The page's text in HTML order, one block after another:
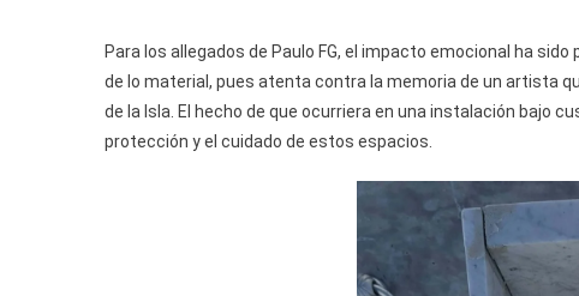
Para los allegados de Paulo FG, el impacto emocional ha
de lo material, pues atenta contra la memoria de un artista
de la Isla. El hecho de que ocurriera en una instalación bajo
protección y el cuidado de estos espacios.